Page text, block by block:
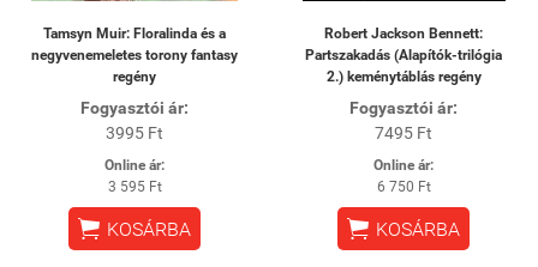
Tamsyn Muir: Floralinda és a
negyvenemeletes torony fantasy
regény
Fogyasztói ár:
3995 Ft
Online ár:
3 595 Ft
 KOSÁRBA
Robert Jackson Bennett:
Partszakadás (Alapítók-trilógia
2.) keménytáblás regény
Fogyasztói ár:
7495 Ft
Online ár:
6 750 Ft
 KOSÁRBA